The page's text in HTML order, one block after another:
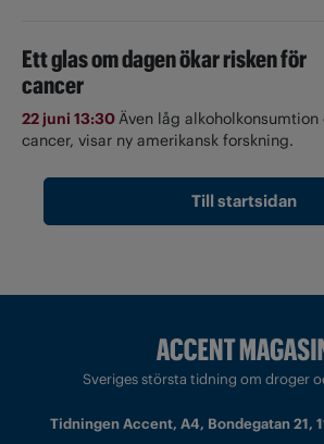
Ett glas om dagen ökar risken för
cancer
22 juni 13:30Även låg alkoholkonsumtion
cancer, visar ny amerikansk forskning.
Till startsidan
Sveriges största tidning om droger
Tidningen Accent, A4, Bondegatan 21,